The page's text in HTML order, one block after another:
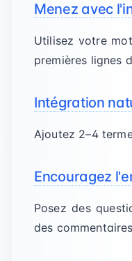
Menez avec
Utilisez votre
premières lignes
Intégration
Ajoutez 2–4
Encouragez
Posez des
des